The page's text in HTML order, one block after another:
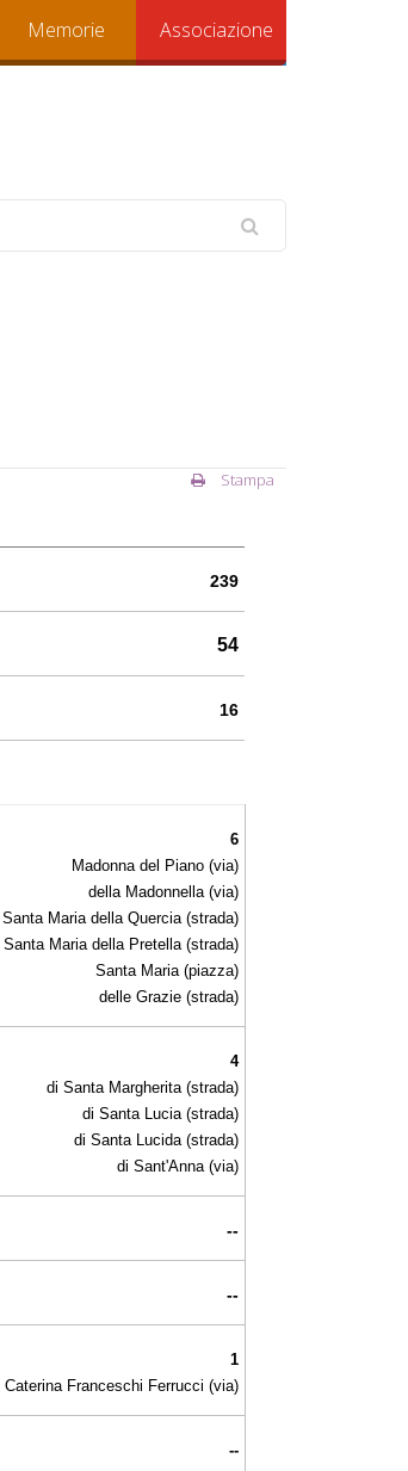
Memorie Associazione
Stampa
239
54
16
6
Madonna del Piano (via)
della Madonnella (via)
Santa Maria della Quercia (strada)
Santa Maria della Pretella (strada)
Santa Maria (piazza)
delle Grazie (strada)
4
di Santa Margherita (strada)
di Santa Lucia (strada)
di Santa Lucida (strada)
di Sant'Anna (via)
--
--
1
Caterina Franceschi Ferrucci (via)
--